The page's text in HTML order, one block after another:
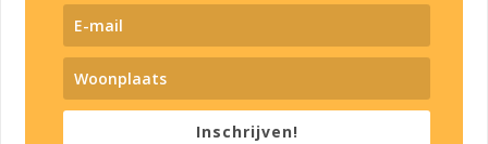
Inschrijven!